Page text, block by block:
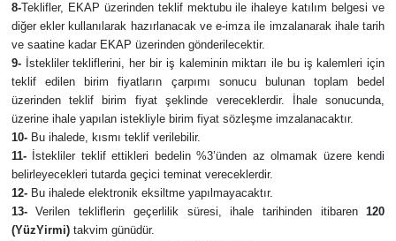
8-Teklifler, EKAP üzerinden teklif mektubu ile ihaleye katılım belgesi ve
diğer ekler kullanılarak hazırlanacak ve e-imza ile imzalanarak ihale tarih
ve saatine kadar EKAP üzerinden gönderilecektir.
9-İstekliler tekliflerini, her bir iş kaleminin miktarı ile bu iş kalemleri için
teklif edilen birim fiyatların çarpımı sonucu bulunan toplam bedel
üzerinden teklif birim fiyat şeklinde vereceklerdir. İhale sonucunda,
üzerine ihale yapılan istekliyle birim fiyat sözleşme imzalanacaktır.
10-Bu ihalede, kısmı teklif verilebilir.
11-İstekliler teklif ettikleri bedelin %3’ünden az olmamak üzere kendi
belirleyecekleri tutarda geçici teminat vereceklerdir.
12- Bu ihalede elektronik eksiltme yapılmayacaktır.
13-Verilen tekliflerin geçerlilik süresi, ihale tarihinden itibaren120
(YüzYirmi)takvim günüdür.